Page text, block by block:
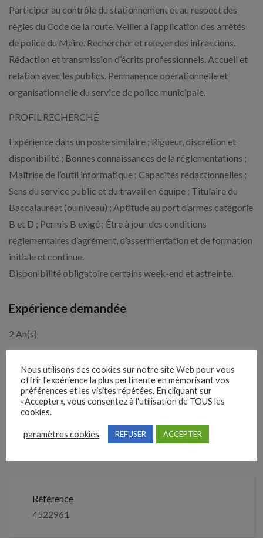
Participer au contrôle du stationnement et au respect des
règles du Code de la route. Veiller à l’application des arrêtés
de police du Maire. Rechercher et relever des infractions.
Rédaction et transmission d’écrits professionnels. Accueil et
relation avec les publics. Permanence opérationnelle et
organisationnelle du service de police municipale.
PROFIL RECHERCHÉ
Expérience dans un poste similaire ; Rigueur, discrétion et
disponibilité ; Bonnes connaissances de la réglementations ;
Maîtrise de l’outil informatique ; Capacités rédactionnelles ;
Sens du service public et du travail en équipe ; Titulaire du
Baccalauréat (ou niveau) ; Aptitude au port d’armes catégorie
B et D ; Permis B exigé ; Être à jour des conditions
réglementaires d’agrément, d’assermentation et de formation
initiale et continue.
Disponibilité obligatoire certains week-end et astreinte.
Expérience demandée
2 An(s)
Il y a1 mois
Clôture des candidatures : 1
Référence
4522961
Nous utilisons des cookies sur notre site Web pour vous
offrir l'expérience la plus pertinente en mémorisant vos
préférences et les visites répétées. En cliquant sur
«Accepter», vous consentez à l'utilisation de TOUS les
cookies.
paramètres cookies REFUSER ACCEPTER